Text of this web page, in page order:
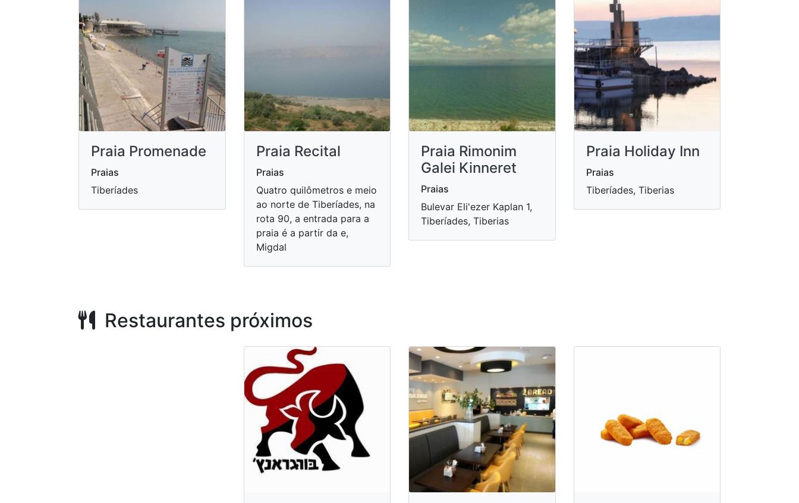
Praia Promenade
Praias
Tiberíades
Praia Recital
Praias
Quatro quilômetros e meio
ao norte de Tiberíades, na
rota 90, a entrada para a
praia é a partir da e,
Migdal
Praia Rimonim
Galei Kinneret
Praias
Bulevar Eli'ezer Kaplan 1,
Tiberíades, Tiberias
Praia Holiday Inn
Praias
Tiberíades, Tiberias
Restaurantes próximos